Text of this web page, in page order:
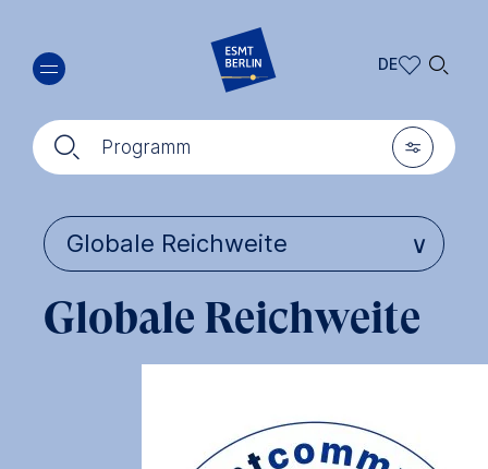
zum
Inhalt
🔍︎ Programm 🎚︎
DE
EN
🔍︎
Globale Reichweite